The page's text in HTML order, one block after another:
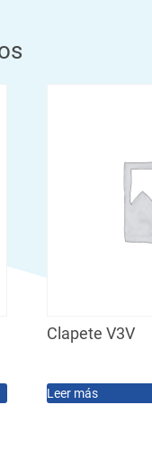
Clapete V3V
Leer más